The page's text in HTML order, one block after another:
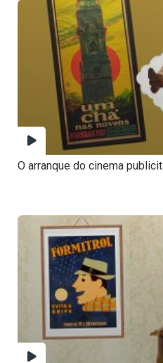
O arranque do cinema